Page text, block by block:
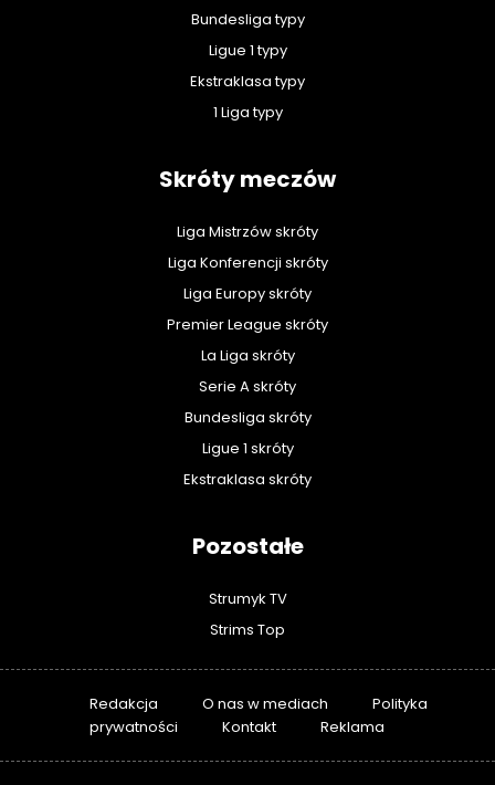
Bundesliga typy
Ligue 1 typy
Ekstraklasa typy
1 Liga typy
Skróty meczów
Liga Mistrzów skróty
Liga Konferencji skróty
Liga Europy skróty
Premier League skróty
La Liga skróty
Serie A skróty
Bundesliga skróty
Ligue 1 skróty
Ekstraklasa skróty
Pozostałe
Strumyk TV
Strims Top
Redakcja O nas w mediach
Polityka
prywatności
Kontakt Reklama